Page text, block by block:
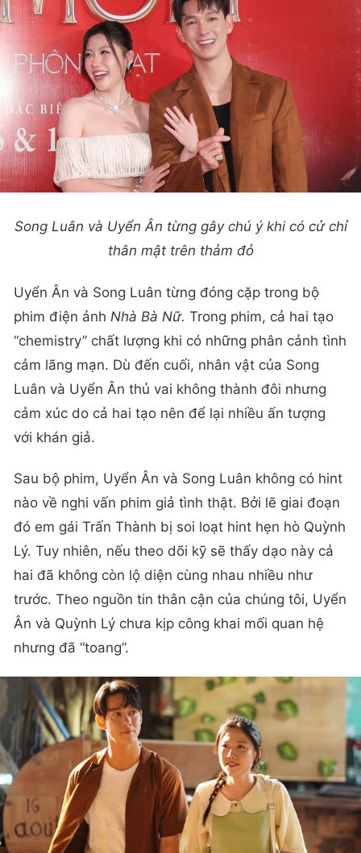
Song Luân và Uyển Ân từng gây chú ý khi có cử chỉ
thân mật trên thảm đỏ
Uyển Ân và Song Luân từng đóng cặp trong bộ
phim điện ảnh Nhà Bà Nữ. Trong phim, cả hai tạo
“chemistry” chất lượng khi có những phân cảnh tình
cảm lãng mạn. Dù đến cuối, nhân vật của Song
Luân và Uyển Ân thủ vai không thành đôi nhưng
cảm xúc do cả hai tạo nên để lại nhiều ấn tượng
với khán giả.
Sau bộ phim, Uyển Ân và Song Luân không có hint
nào về nghi vấn phim giả tình thật. Bởi lẽ giai đoạn
đó em gái Trấn Thành bị soi loạt hint hẹn hò Quỳnh
Lý. Tuy nhiên, nếu theo dõi kỹ sẽ thấy dạo này cả
hai đã không còn lộ diện cùng nhau nhiều như
trước. Theo nguồn tin thân cận của chúng tôi, Uyển
Ân và Quỳnh Lý chưa kịp công khai mối quan hệ
nhưng đã “toang”.